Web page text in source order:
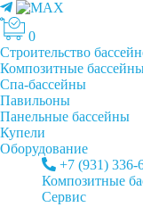
0
Строительство
Композитные
Спа-бассейны
Павильоны
Панельные бассейны
Купели
Оборудование
+7 (931) 336-
Композитные
Cервис